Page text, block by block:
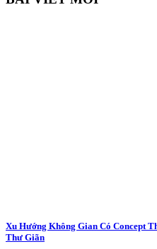
Xu Hướng Không Gian Có Concept
Thư Giãn